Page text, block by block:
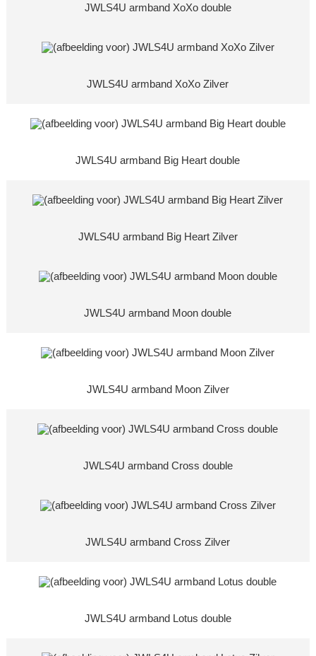
JWLS4U armband XoXo double
JWLS4U armband XoXo Zilver
JWLS4U armband Big Heart double
JWLS4U armband Big Heart Zilver
JWLS4U armband Moon double
JWLS4U armband Moon Zilver
JWLS4U armband Cross double
JWLS4U armband Cross Zilver
JWLS4U armband Lotus double